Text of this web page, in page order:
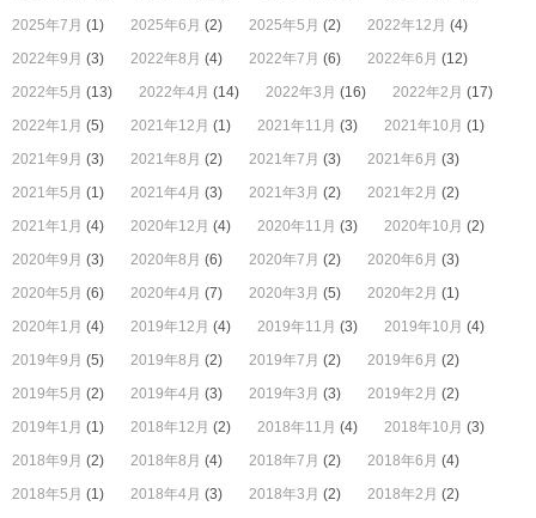
2025年7月 (1) 2025年6月 (2) 2025年5月 (2) 2022年12月 (4)
2022年9月 (3) 2022年8月 (4) 2022年7月 (6) 2022年6月 (12)
2022年5月 (13) 2022年4月 (14) 2022年3月 (16) 2022年2月 (17)
2022年1月 (5) 2021年12月 (1) 2021年11月 (3) 2021年10月 (1)
2021年9月 (3) 2021年8月 (2) 2021年7月 (3) 2021年6月 (3)
2021年5月 (1) 2021年4月 (3) 2021年3月 (2) 2021年2月 (2)
2021年1月 (4) 2020年12月 (4) 2020年11月 (3) 2020年10月 (2)
2020年9月 (3) 2020年8月 (6) 2020年7月 (2) 2020年6月 (3)
2020年5月 (6) 2020年4月 (7) 2020年3月 (5) 2020年2月 (1)
2020年1月 (4) 2019年12月 (4) 2019年11月 (3) 2019年10月 (4)
2019年9月 (5) 2019年8月 (2) 2019年7月 (2) 2019年6月 (2)
2019年5月 (2) 2019年4月 (3) 2019年3月 (3) 2019年2月 (2)
2019年1月 (1) 2018年12月 (2) 2018年11月 (4) 2018年10月 (3)
2018年9月 (2) 2018年8月 (4) 2018年7月 (2) 2018年6月 (4)
2018年5月 (1) 2018年4月 (3) 2018年3月 (2) 2018年2月 (2)